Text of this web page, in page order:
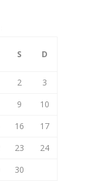
S D
2
3
9
10
16
17
23
24
30